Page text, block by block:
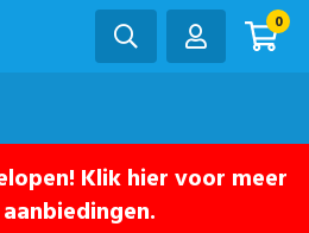
0
Klik hier voor meer